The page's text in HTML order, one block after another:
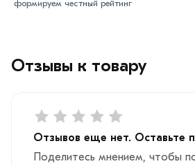
Отзывы к товару
Отзывов еще нет. Оставьте
Поделитесь мнением, чтобы
формируем честный рейтинг